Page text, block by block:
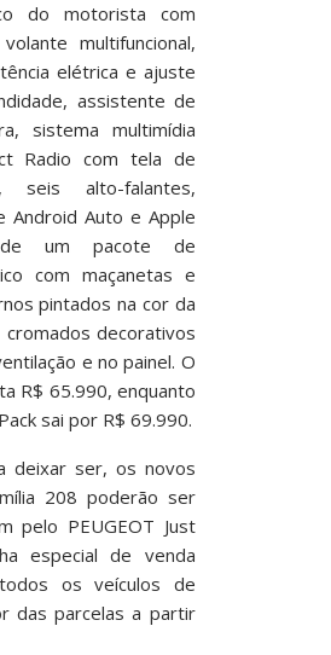
do motorista com
multifuncional,
elétrica e ajuste
assistente de
sistema multimídia
Radio com tela de
seis alto-falantes,
Android Auto e Apple
de um pacote de
com maçanetas e
pintados na cor da
decorativos
e no painel. O
R$ 65.990, enquanto
sai por R$ 69.990.
deixar ser, os novos
208 poderão ser
pelo PEUGEOT Just
especial de venda
os veículos de
das parcelas a partir